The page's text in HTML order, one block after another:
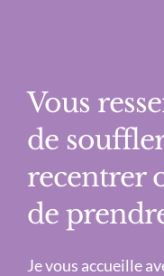
Vous
de
recentrer
de
Je vous accueille